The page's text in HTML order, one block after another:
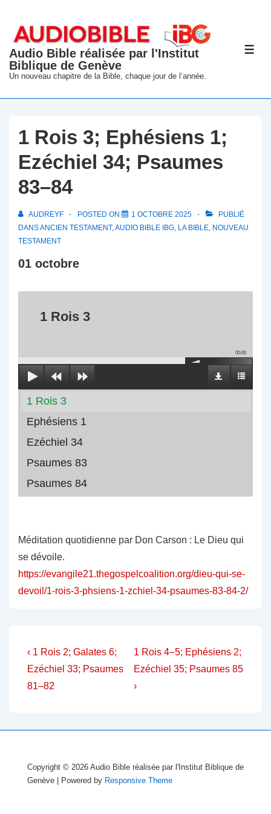
passer
contenu
principal
Audio Bible réalisée par l'Institut
Biblique de Genève
Un nouveau chapitre de la Bible, chaque jour de l’année.
1 Rois 3; Ephésiens 1;
Ezéchiel 34; Psaumes
83–84
AUDREYF POSTED ON 1 OCTOBRE 2025
PUBLIÉ
DANSANCIEN TESTAMENT,AUDIO BIBLE IBG, LA BIBLE, NOUVEAU
TESTAMENT
01 octobre
1 Rois 3
00:00
1 Rois 3
Ephésiens 1
Ezéchiel 34
Psaumes 83
Psaumes 84
Méditation quotidienne par Don Carson : Le Dieu qui
se dévoile.
https://evangile21.thegospelcoalition.org/dieu-qui-se-
devoil/1-rois-3-phsiens-1-zchiel-34-psaumes-83-84-2/
Navigation
de
l’article
Previous
Post
is
‹ 1 Rois 2; Galates 6;
Ezéchiel 33; Psaumes
81–82
Next
Post
is
1 Rois 4–5; Ephésiens 2;
Ezéchiel 35; Psaumes 85
›
Copyright © 2026 Audio Bible réalisée par l'Institut Biblique de
Genève
| Powered by Responsive Theme